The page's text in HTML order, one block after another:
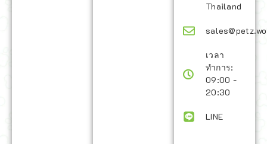
Thailand
เวลา
ทำการ:
09:00 -
20:30
LINE